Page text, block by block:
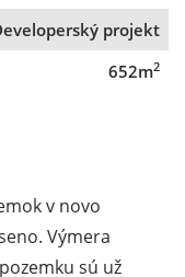
projekt
652m2
v novo
Výmera
sú už